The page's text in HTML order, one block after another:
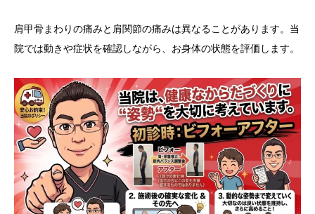
肩甲骨まわりの痛みと肩関節の痛みは異なることがあります。当
院では動きや症状を確認しながら、お身体の状態を評価します。